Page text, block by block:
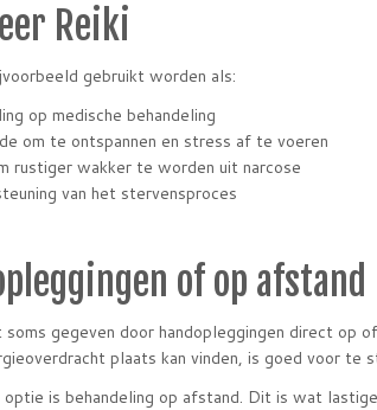
Reiki
gebruikt worden als:
op medische behandeling
om te ontspannen en stress af te voeren
rustiger wakker te worden uit narcose
van het stervensproces
of op afstand
soms gegeven door handopleggingen direct op
plaats kan vinden, is goed voor
optie is behandeling op afstand. Dit is wat